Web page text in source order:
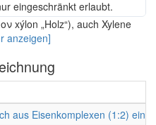
eingeschränkt erlaubt.
xýlon „Holz“), auch Xylene
anzeigen]
aus Eisenkomplexen (1:2)